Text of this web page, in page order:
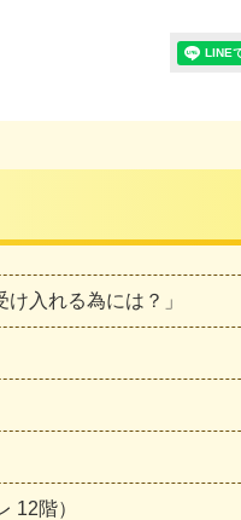
入れる為には？」
12階）